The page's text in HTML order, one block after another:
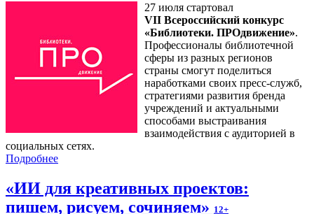
27 июля стартовал
VII Всероссийский конкурс
«Библиотеки. ПРОдвижение».
Профессионалы библиотечной
сферы из разных регионов
страны смогут поделиться
наработками своих пресс-служб,
стратегиями развития бренда
учреждений и актуальными
способами выстраивания
взаимодействия с аудиторией в
социальных сетях.
Подробнее
«ИИ для креативных проектов:
пишем, рисуем, сочиняем» 12+